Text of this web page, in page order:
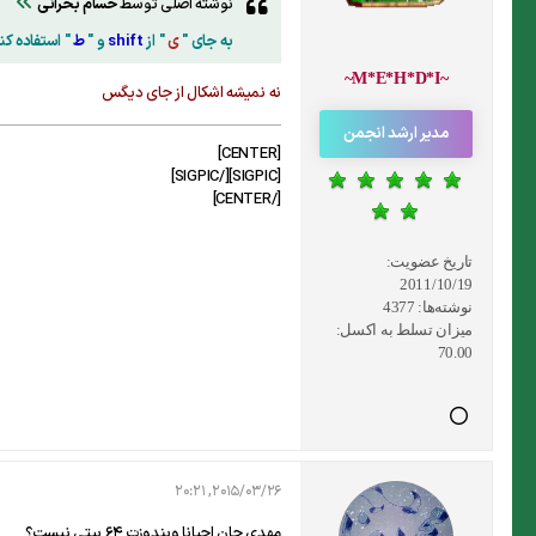
~M*E*H*D*I~
مدیر ارشد انجمن
تاریخ عضویت:
2011/10/19
نوشته‌ها: 4377
میزان تسلط به اکسل:
70.00
به جای "ی" ازshift و "ط" استفاده
نه نمیشه اشکال از جای دیگس
[CENTER]
[SIGPIC][/SIGPIC]
[/CENTER]
2015/03/26, 20:21